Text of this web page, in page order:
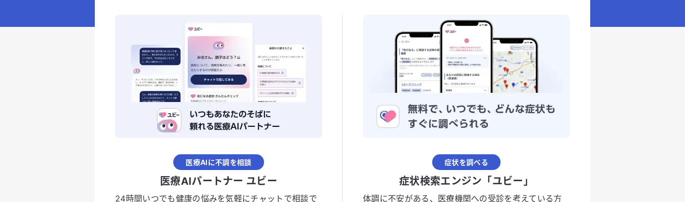
医療AIに不調を相談
医療AIパートナー ユビー
24時間いつでも健康の悩みを気軽にチャットで相談で
症状を調べる
症状検索エンジン「ユビー」
体調に不安がある、医療機関への受診を考えている方